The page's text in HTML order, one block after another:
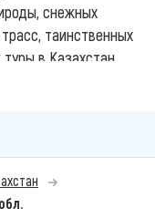
снежных
таинственных
в Казахстан
зарядит вас
и популярные
на Алаколе,
также